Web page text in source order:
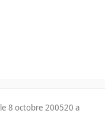
le 8 octobre 200520 a